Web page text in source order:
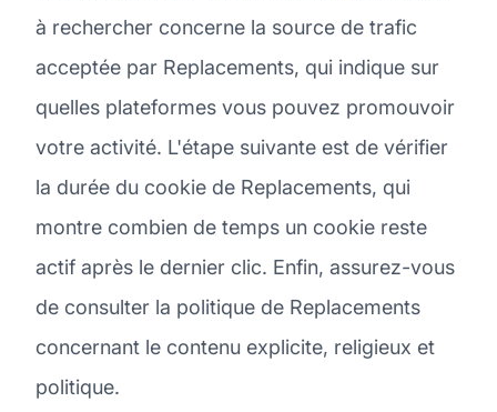
à rechercher concerne la source de trafic
acceptée par Replacements, qui indique sur
quelles plateformes vous pouvez promouvoir
votre activité. L'étape suivante est de vérifier
la durée du cookie de Replacements, qui
montre combien de temps un cookie reste
actif après le dernier clic. Enfin, assurez-vous
de consulter la politique de Replacements
concernant le contenu explicite, religieux et
politique.